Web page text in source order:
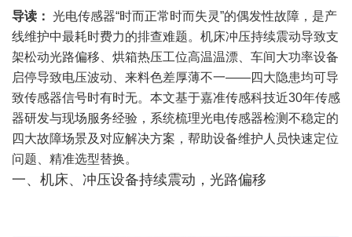
导读： 光电传感器“时而正常时而失灵”的偶发性故障，是产
线维护中最耗时费力的排查难题。机床冲压持续震动导致支
架松动光路偏移、烘箱热压工位高温温漂、车间大功率设备
启停导致电压波动、来料色差厚薄不一——四大隐患均可导
致传感器信号时有时无。本文基于嘉准传感科技近30年传感
器研发与现场服务经验，系统梳理光电传感器检测不稳定的
四大故障场景及对应解决方案，帮助设备维护人员快速定位
问题、精准选型替换。
一、机床、冲压设备持续震动，光路偏移